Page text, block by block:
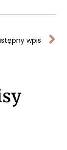
wpis